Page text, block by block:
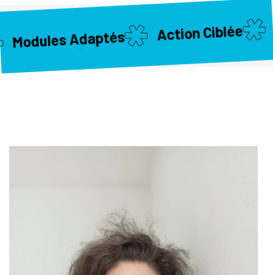
Adaptés Action Ciblée